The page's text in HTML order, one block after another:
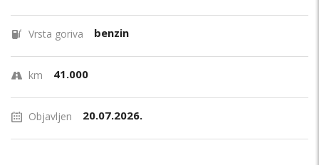
Vrsta goriva benzin
km 41.000
Objavljen 20.07.2026.